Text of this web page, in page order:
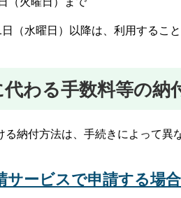
（水曜日）以降は、利用すること
わる手数料等の納
る納付方法は、手続きによって異
サービスで申請する場